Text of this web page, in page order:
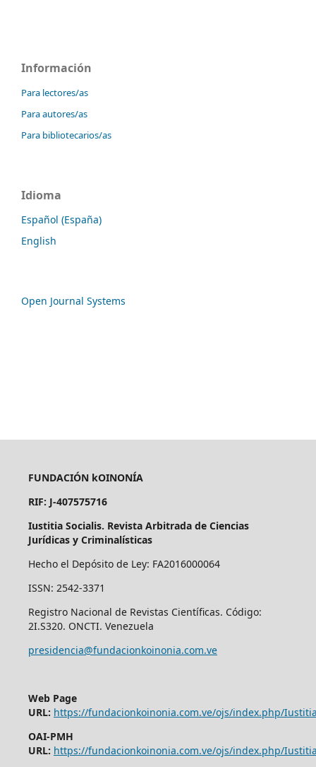
Información
Para lectores/as
Para autores/as
Para bibliotecarios/as
Idioma
Español (España)
English
Open Journal Systems
FUNDACIÓN kOINONÍA
RIF: J-407575716
Iustitia Socialis. Revista Arbitrada de Ciencias
Jurídicas y Criminalísticas
Hecho el Depósito de Ley: FA2016000064
ISSN: 2542-3371
Registro Nacional de Revistas Científicas. Código:
2I.S320. ONCTI. Venezuela
presidencia@fundacionkoinonia.com.ve
Web Page
URL: https://fundacionkoinonia.com.ve/ojs/index.php/
OAI-PMH
URL: https://fundacionkoinonia.com.ve/ojs/index.php/